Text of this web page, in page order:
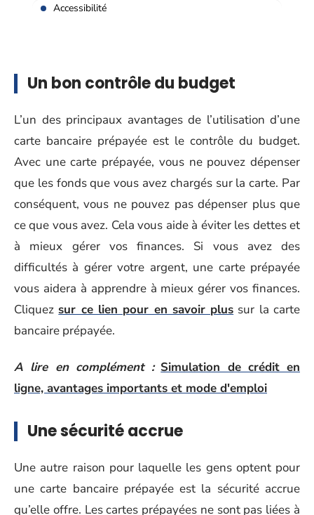
Accessibilité
Un bon contrôle du budget
L’un des principaux avantages de l’utilisation d’une
carte bancaire prépayée est le contrôle du budget.
Avec une carte prépayée, vous ne pouvez dépenser
que les fonds que vous avez chargés sur la carte. Par
conséquent, vous ne pouvez pas dépenser plus que
ce que vous avez. Cela vous aide à éviter les dettes et
à mieux gérer vos finances. Si vous avez des
difficultés à gérer votre argent, une carte prépayée
vous aidera à apprendre à mieux gérer vos finances.
Cliquez sur ce lien pour en savoir plus sur la carte
bancaire prépayée.
A lire en complément : Simulation de crédit en
ligne, avantages importants et mode d'emploi
Une sécurité accrue
Une autre raison pour laquelle les gens optent pour
une carte bancaire prépayée est la sécurité accrue
qu’elle offre. Les cartes prépayées ne sont pas liées à